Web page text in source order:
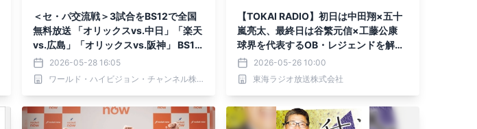
＜セ・パ交流戦＞3試合をBS12で全国
無料放送 「オリックスvs.中日」「楽天
vs.広島」「オリックスvs.阪神」 BS12
プロ野球中継2026
2026-05-28 16:05
ワールド・ハイビジョン・チャンネル株式会社
【TOKAI RADIO】初日は中田翔×五十
嵐亮太、最終日は谷繁元信×工藤公康
球界を代表するOB・レジェンドを解説
陣に迎え「ガッツナイター」中日6連戦
を実況生中継
2026-05-26 10:00
東海ラジオ放送株式会社